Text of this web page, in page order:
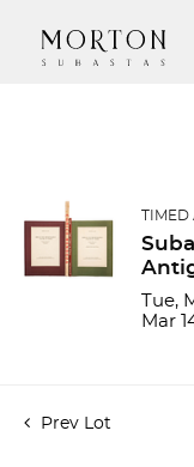
TIMED
Tue,
Mar
Prev Lot